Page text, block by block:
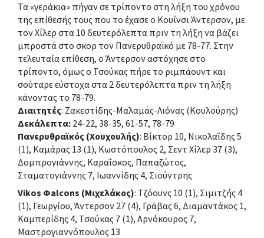
Τα «γεράκια» πήγαν σε τρίποντο στη λήξη του χρόνου
της επίθεσής τους που το έχασε ο Κουίνσι Άντερσον, με
τον Χίλερ στα 10 δευτερόλεπτα πριν τη λήξη να βάζει
μπροστά στο σκορ τον Πανερυθραϊκό με 78-77. Στην
τελευταία επίθεση, ο Άντερσον αστόχησε στο
τρίποντο, όμως ο Τσούκας πήρε το ριμπάουντ και
σούταρε εύστοχα στα 2 δευτερόλεπτα πριν τη λήξη
κάνοντας το 78-79.
Διαιτητές: Ζακεστίδης-Μαλαμάς-Λιόνας (Κουλούρης)
Δεκάλεπτα: 24-22, 38-35, 61-57, 78-79
Πανερυθραϊκός (Χουχουλής): Βίκτορ 10, Νικολαΐδης 5
(1), Καμάρας 13 (1), Κωστόπουλος 2, Σεντ Χίλερ 37 (3),
Δομπρογιάννης, Καραΐσκος, Παπαζώτος,
Σταματογιάννης 7, Ιωαννίδης 4, Σιούντρης
Vikos Φalcons (Μιχελάκος): Τζόουνς 10 (1), Σιμιτζής 4
(1), Γεωργίου, Άντερσον 27 (4), Γράβας 6, Διαμαντάκος 1,
Καμπερίδης 4, Τσούκας 7 (1), Αρνόκουρος 7,
Μαστρογιαννόπουλος 13